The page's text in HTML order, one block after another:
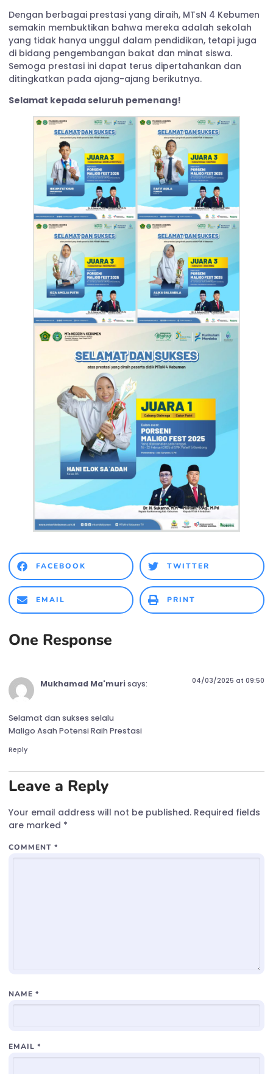
Dengan berbagai prestasi yang diraih, MTsN 4 Kebumen
semakin membuktikan bahwa mereka adalah sekolah
yang tidak hanya unggul dalam pendidikan, tetapi juga
di bidang pengembangan bakat dan minat siswa.
Semoga prestasi ini dapat terus dipertahankan dan
ditingkatkan pada ajang-ajang berikutnya.
Selamat kepada seluruh pemenang!
FACEBOOK TWITTER
EMAIL PRINT
One Response
Mukhamad Ma'murisays: 04/03/2025 at 09:50
Selamat dan sukses selalu
Maligo Asah Potensi Raih Prestasi
Reply
Leave a Reply
Your email address will not be published. Required fields
are marked *
COMMENT *
NAME *
EMAIL *